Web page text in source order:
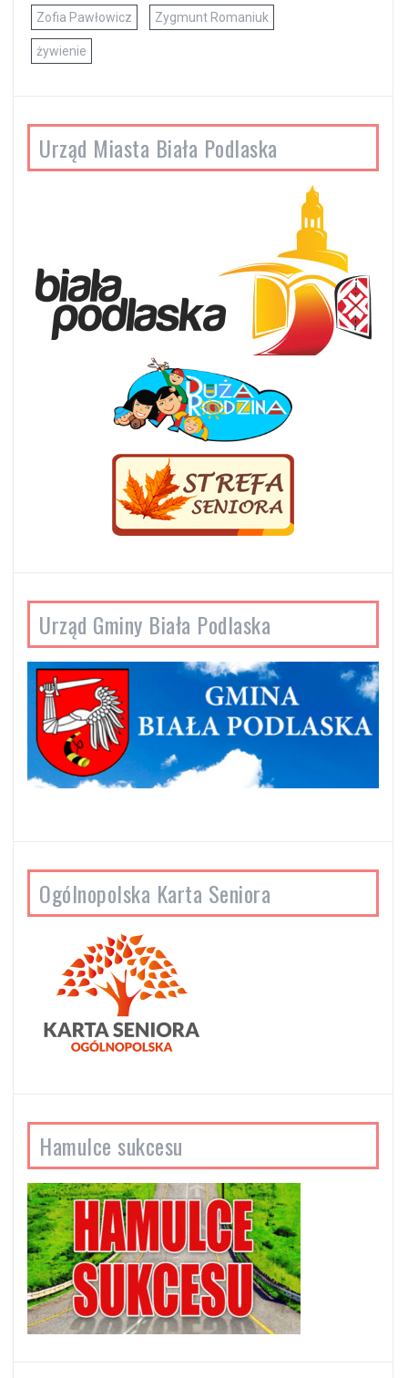
Zofia Pawłowicz Zygmunt Romaniuk
żywienie
Urząd Miasta Biała Podlaska
Urząd Gminy Biała Podlaska
Ogólnopolska Karta Seniora
Hamulce sukcesu